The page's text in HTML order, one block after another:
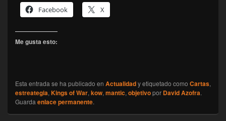
Facebook
X
Me gusta esto:
Esta entrada se ha publicado en Actualidady etiquetado como Cartas,
estreategia, Kings of War, kow, mantic, objetivopor David Azofra.
Guarda enlace permanente.